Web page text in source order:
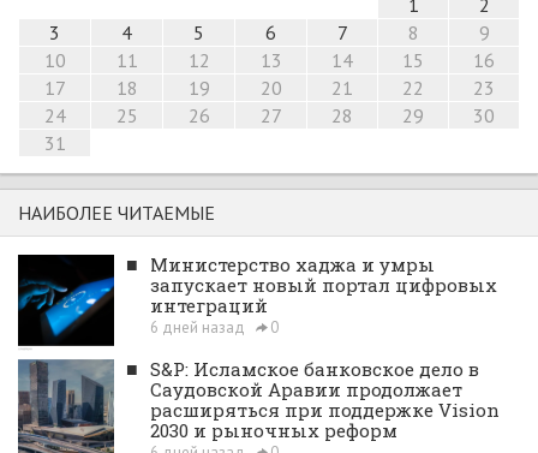
1
2
3
4 5 6 7 8
9
10
11 12 13 14 15
16
17
18 19 20 21 22
23
24
25 26 27 28 29
30
31
НАИБОЛЕЕ ЧИТАЕМЫЕ
■ Министерство хаджа и умры
запускает новый портал цифровых
интеграций
6 дней назад 0
■ S&P: Исламское банковское дело в
Саудовской Аравии продолжает
расширяться при поддержке Vision
2030 и рыночных реформ